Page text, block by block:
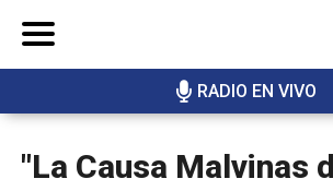
RADIO EN VIVO
"La Causa Malvinas